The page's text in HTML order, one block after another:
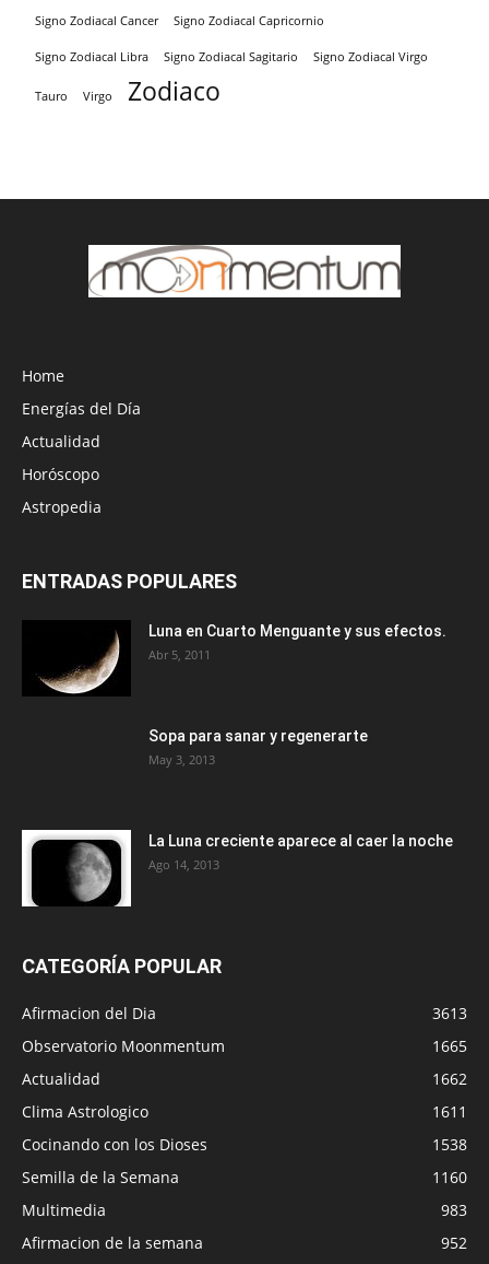
Signo Zodiacal Cancer Signo Zodiacal Capricornio
Signo Zodiacal Libra Signo Zodiacal Sagitario Signo Zodiacal Virgo
Tauro Virgo Zodiaco
Home
Energías del Día
Actualidad
Horóscopo
Astropedia
ENTRADAS POPULARES
Luna en Cuarto Menguante y sus efectos.
Abr 5, 2011
Sopa para sanar y regenerarte
May 3, 2013
La Luna creciente aparece al caer la noche
Ago 14, 2013
CATEGORÍA POPULAR
Afirmacion del Dia
3613
Observatorio Moonmentum
1665
Actualidad
1662
Clima Astrologico
1611
Cocinando con los Dioses
1538
Semilla de la Semana
1160
Multimedia
983
Afirmacion de la semana
952